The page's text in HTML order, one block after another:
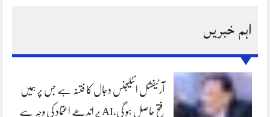
اہم خبریں
آرٹیفشل انٹلیجنس دجال کا فتنہ ہے جس پر ہمیں
فتح حاصل ہو گی،AI پر اندھے اعتماد کی وجہ سے